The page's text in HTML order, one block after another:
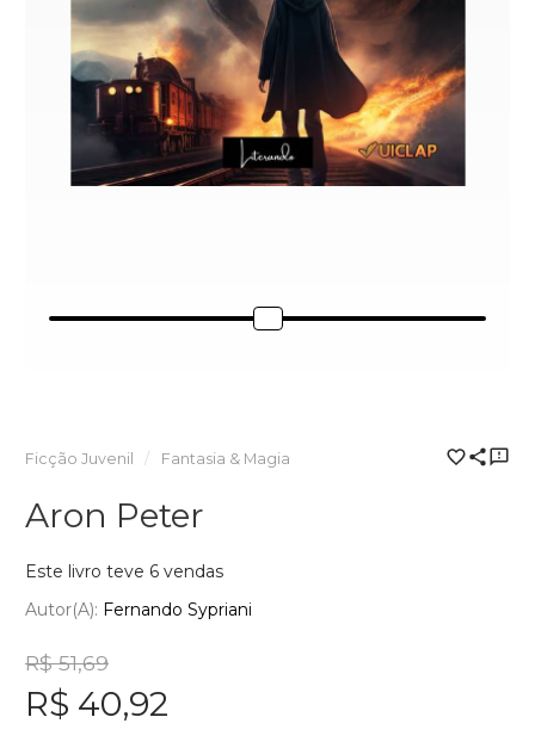
Ficção Juvenil Fantasia & Magia
Aron Peter
Este livro teve 6 vendas
Autor(a): Fernando Sypriani
R$ 51,69
R$ 40,92